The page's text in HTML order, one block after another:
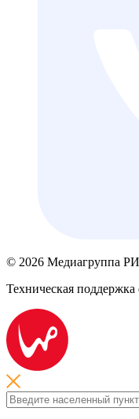
© 2026 Медиагруппа
Техническая поддержка